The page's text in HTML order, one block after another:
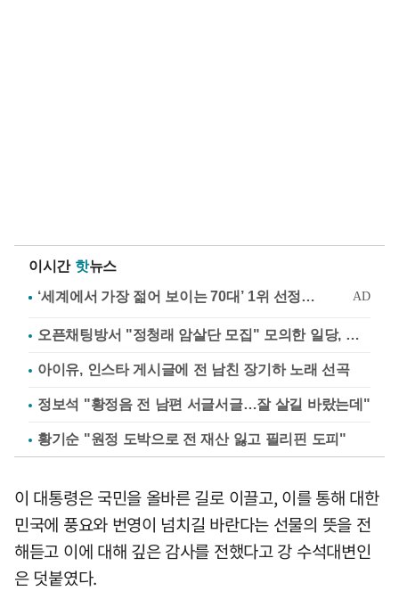
이시간 핫뉴스
오픈채팅방서 "정청래 암살단 모집" 모의한 일당, 불구속 송치
아이유, 인스타 게시글에 전 남친 장기하 노래 선곡
정보석 "황정음 전 남편 서글서글…잘 살길 바랐는데"
황기순 "원정 도박으로 전 재산 잃고 필리핀 도피"
이 대통령은 국민을 올바른 길로 이끌고, 이를 통해 대한
민국에 풍요와 번영이 넘치길 바란다는 선물의 뜻을 전
해듣고 이에 대해 깊은 감사를 전했다고 강 수석대변인
은 덧붙였다.